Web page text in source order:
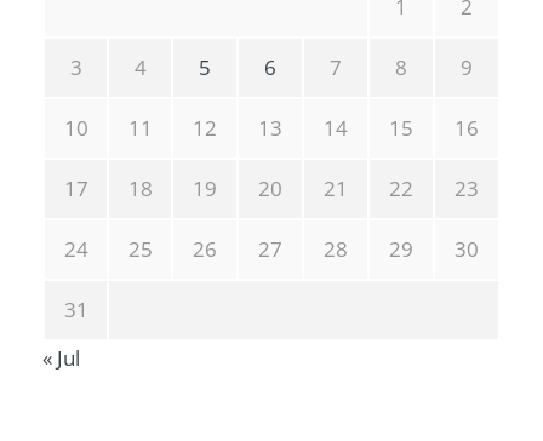
1 2
3 4 5 6 7 8 9
10 11 12 13 14 15 16
17 18 19 20 21 22 23
24 25 26 27 28 29 30
31
« Jul